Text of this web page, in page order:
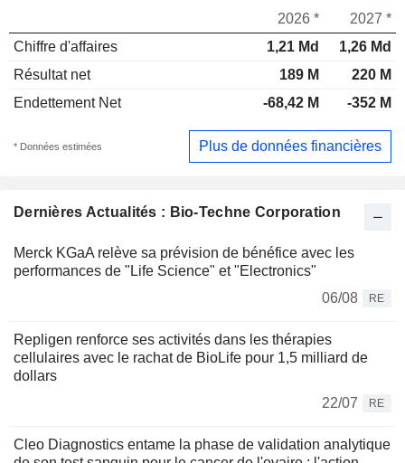
Dernières Actualités : Bio-Techne Corporation
Merck KGaA relève sa prévision de bénéfice avec les
performances de "Life Science" et "Electronics"
06/08
RE
Repligen renforce ses activités dans les thérapies
cellulaires avec le rachat de BioLife pour 1,5 milliard de
dollars
22/07
RE
Cleo Diagnostics entame la phase de validation analytique
2026 *
2027 *
Chiffre d'affaires
1,21 Md
1,26 Md
Résultat net
189 M
220 M
Endettement Net
-68,42 M -352 M
* Données estimées Plus de données financières